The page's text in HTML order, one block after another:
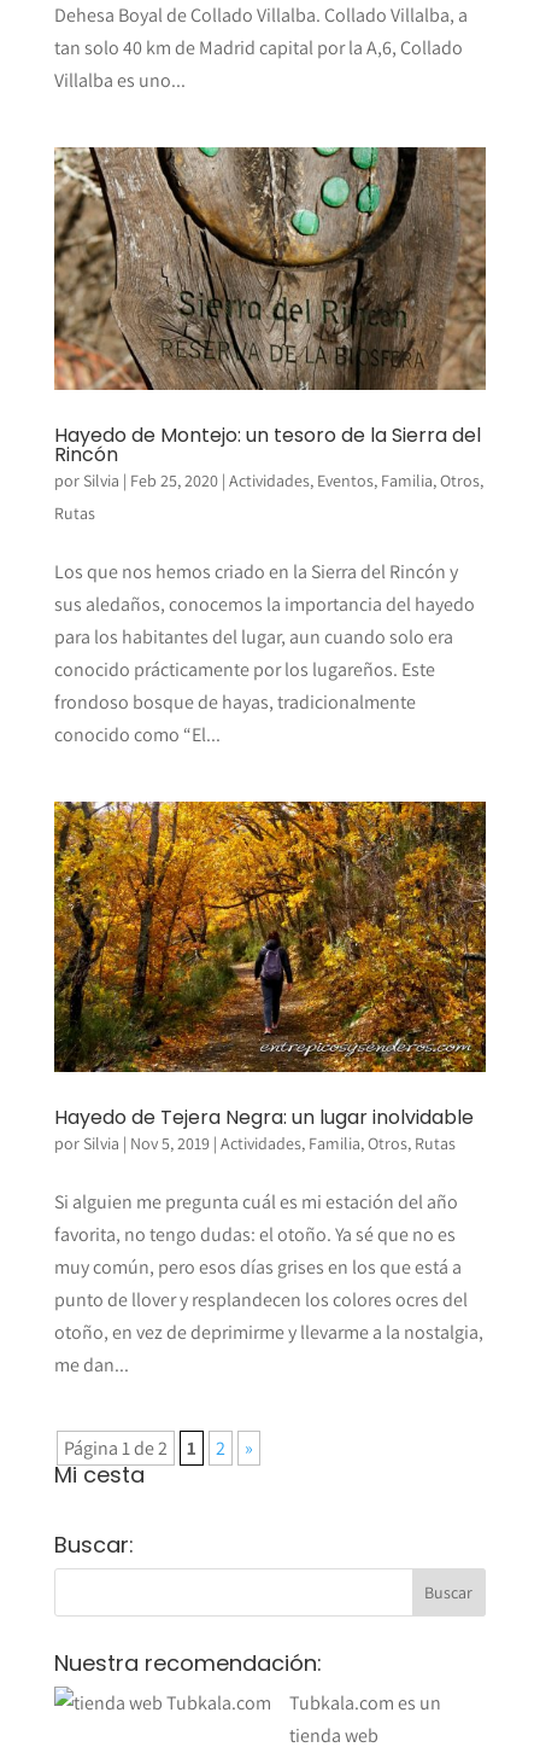
Dehesa Boyal de Collado Villalba. Collado Villalba, a
tan solo 40 km de Madrid capital por la A,6, Collado
Villalba es uno...
Hayedo de Montejo: un tesoro de la Sierra del
Rincón
por Silvia | Feb 25, 2020| Actividades, Eventos, Familia,Otros,
Rutas
Los que nos hemos criado en la Sierra del Rincón y
sus aledaños, conocemos la importancia del hayedo
para los habitantes del lugar, aun cuando solo era
conocido prácticamente por los lugareños. Este
frondoso bosque de hayas, tradicionalmente
conocido como “El...
Hayedo de Tejera Negra: un lugar inolvidable
por Silvia | Nov 5, 2019| Actividades, Familia,Otros, Rutas
Si alguien me pregunta cuál es mi estación del año
favorita, no tengo dudas: el otoño. Ya sé que no es
muy común, pero esos días grises en los que está a
punto de llover y resplandecen los colores ocres del
otoño, en vez de deprimirme y llevarme a la nostalgia,
me dan...
Página 1 de 2 1 2 »
Mi cesta
Buscar:
Nuestra recomendación:
Tubkala.com es un
tienda web